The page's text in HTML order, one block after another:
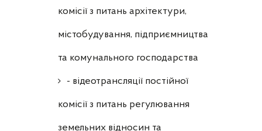
комісії з питань архітектури,
містобудування, підприємництва
та комунального господарства
- відеотрансляції постійної
комісії з питань регулювання
земельних відносин та